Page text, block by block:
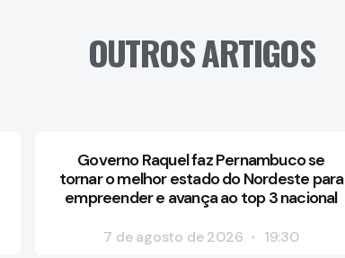
OUTROS ARTIGOS
Governo Raquel faz Pernambuco se
tornar o melhor estado do Nordeste para
empreender e avança ao top 3 nacional
7 de agosto de 2026 19:30